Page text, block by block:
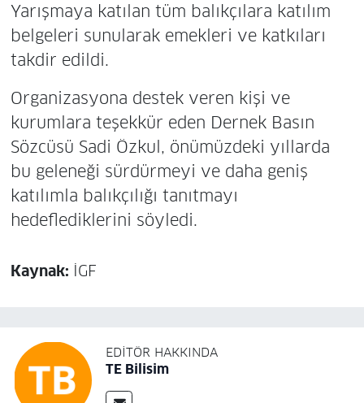
Yarışmaya katılan tüm balıkçılara katılım
belgeleri sunularak emekleri ve katkıları
takdir edildi.
Organizasyona destek veren kişi ve
kurumlara teşekkür eden Dernek Basın
Sözcüsü Sadi Özkul, önümüzdeki yıllarda
bu geleneği sürdürmeyi ve daha geniş
katılımla balıkçılığı tanıtmayı
hedeflediklerini söyledi.
Kaynak: İGF
EDITÖR HAKKINDA
TE Bilisim